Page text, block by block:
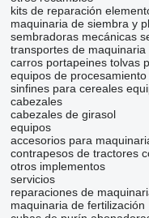
kits de reparación
maquinaria de siembra y
sembradoras mecánicas
transportes de maquinaria
carros portapeines tolvas
equipos de
sinfines para cereales
cabezales
cabezales de girasol
equipos
accesorios para
contrapesos de tractores
otros implementos
servicios
reparaciones de
maquinaria de fertilización